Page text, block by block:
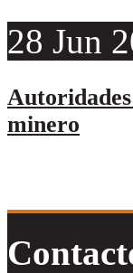
28 Jun
minero